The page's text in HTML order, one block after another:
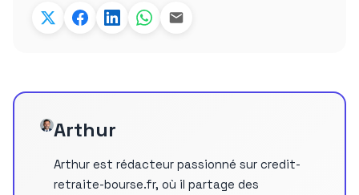
Arthur
Arthur est rédacteur passionné sur credit-
retraite-bourse.fr, où il partage des